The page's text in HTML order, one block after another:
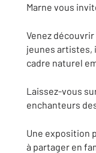
Marne vous
Venez
jeunes artistes,
cadre naturel
Laissez-vous
enchanteurs
Une exposition
à partager en